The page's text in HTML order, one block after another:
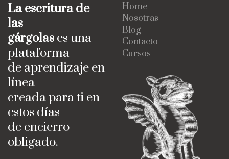
La escritura de
las
gárgolas es una
plataforma
de aprendizaje en
línea
creada para ti en
estos días
de encierro
obligado.
Home
Nosotras
Blog
Contacto
Cursos